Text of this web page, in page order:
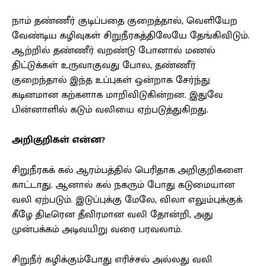
நாம் தண்ணீர் குடிப்பதை குறைத்தால், வெளியேற
வேண்டிய கழிவுகள் சிறுநீரகத்திலேயே தேங்கிவிடும்.
ஆற்றில் தண்ணீர் வறண்டு போனால் மணல்
திட்டுக்கள் உருவாகுவது போல, தண்ணீர்
குறைந்தால் இந்த உப்புகள் ஒன்றாக சேர்ந்து
கடினமான கற்களாக மாறிவிடுகின்றன. இதுவே
பின்னாளில் கடும் வலியை ஏற்படுத்துகிறது.
அறிகுறிகள்என்ன?
சிறுநீரகக் கல் ஆரம்பத்தில் பெரிதாக அறிகுறிகளை
காட்டாது. ஆனால் கல் நகரும் போது கடுமையான
வலி ஏற்படும். இடுப்புக்கு மேலே, விலா எலும்புக்குக்
கீழே திடீரென தீவிரமான வலி தோன்றி, அது
முன்பக்கம் அடிவயிறு வரை பரவலாம்.
சிறுநீர் கழிக்கும்போது எரிச்சல் அல்லது வலி